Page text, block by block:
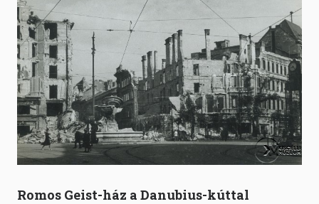
Romos Geist-ház a Danubius-kúttal